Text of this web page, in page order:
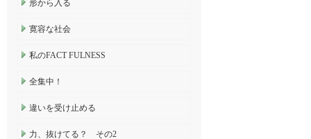
形から入る
寛容な社会
私のFACT FULNESS
全集中！
違いを受け止める
力、抜けてる？ その2